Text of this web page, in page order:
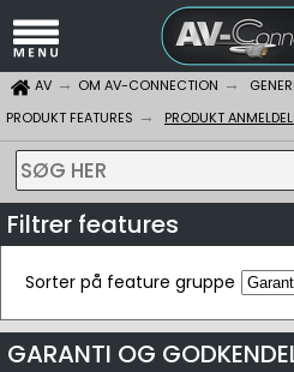
AV OM AV-CONNECTION
PRODUKT FEATURES
PRODUKT
SØG HER
Filtrer features
Sorter på feature gruppe
GARANTI OG